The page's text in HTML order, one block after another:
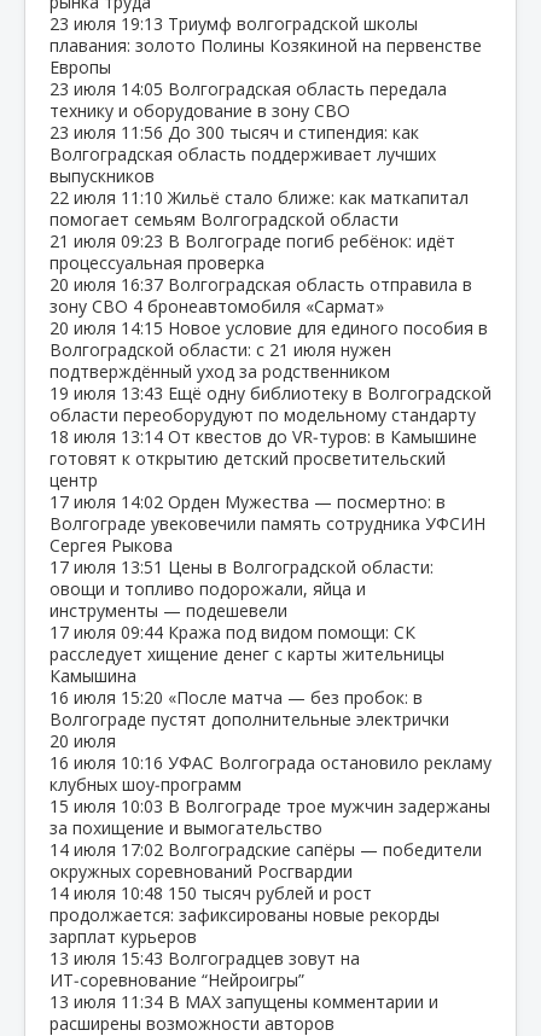
23 июля 19:13 Триумф волгоградской школы
плавания: золото Полины Козякиной на первенстве
Европы
23 июля 14:05 Волгоградская область передала
технику и оборудование в зону СВО
23 июля 11:56 До 300 тысяч и стипендия: как
Волгоградская область поддерживает лучших
выпускников
22 июля 11:10 Жильё стало ближе: как маткапитал
помогает семьям Волгоградской области
21 июля 09:23 В Волгограде погиб ребёнок: идёт
процессуальная проверка
20 июля 16:37 Волгоградская область отправила в
зону СВО 4 бронеавтомобиля «Сармат»
20 июля 14:15 Новое условие для единого пособия в
Волгоградской области: с 21 июля нужен
подтверждённый уход за родственником
19 июля 13:43 Ещё одну библиотеку в Волгоградской
области переоборудуют по модельному стандарту
18 июля 13:14 От квестов до VR‑туров: в Камышине
готовят к открытию детский просветительский
центр
17 июля 14:02 Орден Мужества — посмертно: в
Волгограде увековечили память сотрудника УФСИН
Сергея Рыкова
17 июля 13:51 Цены в Волгоградской области:
овощи и топливо подорожали, яйца и
инструменты — подешевели
17 июля 09:44 Кража под видом помощи: СК
расследует хищение денег с карты жительницы
Камышина
16 июля 15:20 «После матча — без пробок: в
Волгограде пустят дополнительные электрички
20 июля
16 июля 10:16 УФАС Волгограда остановило рекламу
клубных шоу‑программ
15 июля 10:03 В Волгограде трое мужчин задержаны
за похищение и вымогательство
14 июля 17:02 Волгоградские сапёры — победители
окружных соревнований Росгвардии
14 июля 10:48 150 тысяч рублей и рост
продолжается: зафиксированы новые рекорды
зарплат курьеров
13 июля 15:43 Волгоградцев зовут на
ИТ‑соревнование “Нейроигры”
13 июля 11:34 В МАХ запущены комментарии и
расширены возможности авторов